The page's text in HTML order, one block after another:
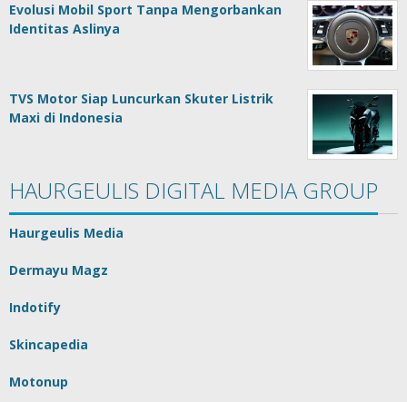
Evolusi Mobil Sport Tanpa Mengorbankan
Identitas Aslinya
TVS Motor Siap Luncurkan Skuter Listrik
Maxi di Indonesia
HAURGEULIS DIGITAL MEDIA GROUP
Haurgeulis Media
Dermayu Magz
Indotify
Skincapedia
Motonup